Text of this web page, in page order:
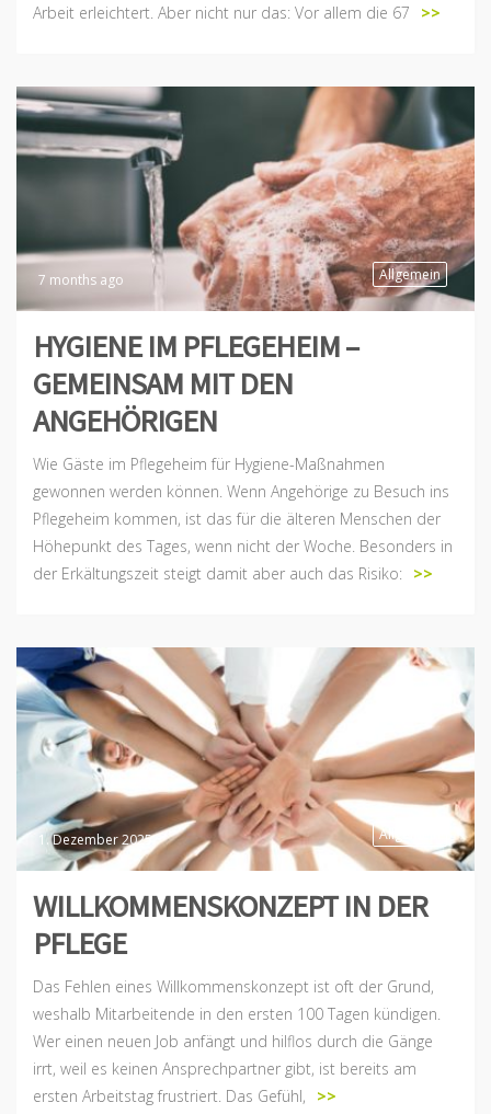
Arbeit erleichtert. Aber nicht nur das: Vor allem die 67
>>
Allgemein
7 months ago
HYGIENE IM PFLEGEHEIM –
GEMEINSAM MIT DEN
ANGEHÖRIGEN
Wie Gäste im Pflegeheim für Hygiene-Maßnahmen
gewonnen werden können. Wenn Angehörige zu Besuch ins
Pflegeheim kommen, ist das für die älteren Menschen der
Höhepunkt des Tages, wenn nicht der Woche. Besonders in
der Erkältungszeit steigt damit aber auch das Risiko:
>>
Allgemein
1. Dezember 2025
WILLKOMMENSKONZEPT IN DER
PFLEGE
Das Fehlen eines Willkommenskonzept ist oft der Grund,
weshalb Mitarbeitende in den ersten 100 Tagen kündigen.
Wer einen neuen Job anfängt und hilflos durch die Gänge
irrt, weil es keinen Ansprechpartner gibt, ist bereits am
ersten Arbeitstag frustriert. Das Gefühl,
>>